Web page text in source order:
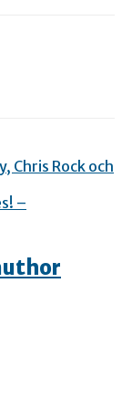
Chris Rock och
–